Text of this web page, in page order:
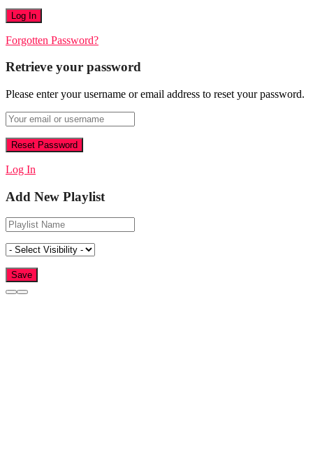
Forgotten Password?
Retrieve your password
Please enter your username or email address to reset your password.
Log In
Add New Playlist